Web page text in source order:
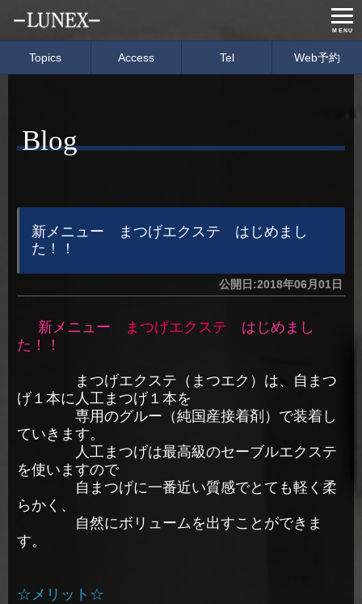
MENU
Concept
Staff blog
経営理念 会社概要
Topics Access Tel Web予約
Blog
新メニュー まつげエクステ はじめまし
た！！
公開日:2018年06月01日
新メニュー まつげエクステ
はじめまし
た！！
まつげエクステ（まつエク）は、自まつ
げ１本に人工まつげ１本を
専用のグルー（純国産接着剤）で装着し
ていきます。
人工まつげは最高級のセーブルエクステ
を使いますので
自まつげに一番近い質感でとても軽く柔
らかく、
自然にボリュームを出すことができま
す。
☆メリット☆